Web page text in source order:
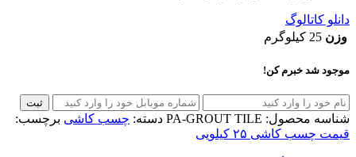
دانلو کاتالوگ
وزن 25 کیلوگرم
موجود شد خبرم کن!
ثبت
شناسه محصول: PA-GROUT TILE دسته: چسب کاشی برچسب:
قیمت چسب کاشی ۲۵ کیلویی